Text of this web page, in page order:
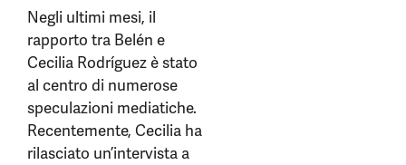
Negli ultimi mesi, il
rapporto tra Belén e
Cecilia Rodríguez è stato
al centro di numerose
speculazioni mediatiche.
Recentemente, Cecilia ha
rilasciato un’intervista a